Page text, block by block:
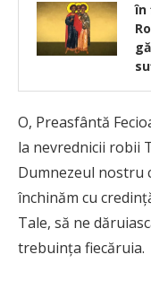
în
O, Preasfântă
la nevrednicii robii
Dumnezeul nostru
închinăm cu
Tale, să ne
trebuinţa fiecăruia.